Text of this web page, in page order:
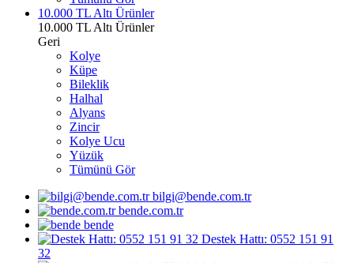
10.000 TL Altı Ürünler
10.000 TL Altı Ürünler
Geri
Kolye
Küpe
Bileklik
Halhal
Alyans
Zincir
Kolye Ucu
Yüzük
Tümünü Gör
bilgi@bende.com.tr
bende.com.tr
bende
Destek Hattı: 0552 151 91
32